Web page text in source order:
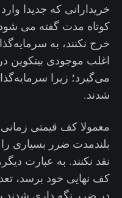
خریدارانی که جدیدا
کوتاه مدت گفته می
خرج نکنند، به
اغلب موجودی بیتکوین
می‌گیرد؛ زیرا
شدند.
معمولا کف قیمتی
بلندمدت ضرر بسیاری
نقد نکنند. به عبارت
کف نهایی خود برسد،
در ضرر نگه داری